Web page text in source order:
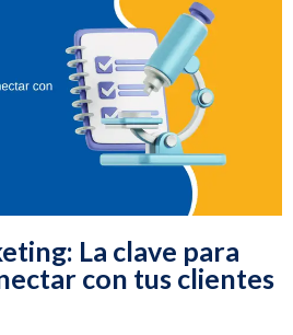
La clave para
con tus clientes